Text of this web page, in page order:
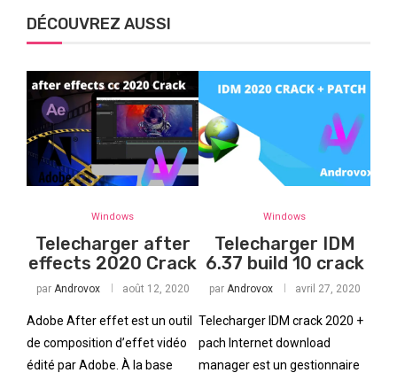
DÉCOUVREZ AUSSI
Windows
Telecharger after
effects 2020 Crack
par Androvox août 12, 2020
Adobe After effet est un outil
de composition d’effet vidéo
édité par Adobe. À la base
Windows
Telecharger IDM
6.37 build 10 crack
par Androvox avril 27, 2020
Telecharger IDM crack 2020 +
pach Internet download
manager est un gestionnaire